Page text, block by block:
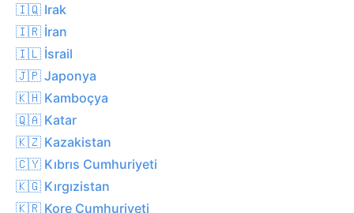
🇮🇶 Irak
🇮🇷 İran
🇮🇱 İsrail
🇯🇵 Japonya
🇰🇭 Kamboçya
🇶🇦 Katar
🇰🇿 Kazakistan
🇨🇾 Kıbrıs Cumhuriyeti
🇰🇬 Kırgızistan
🇰🇷 Kore Cumhuriyeti